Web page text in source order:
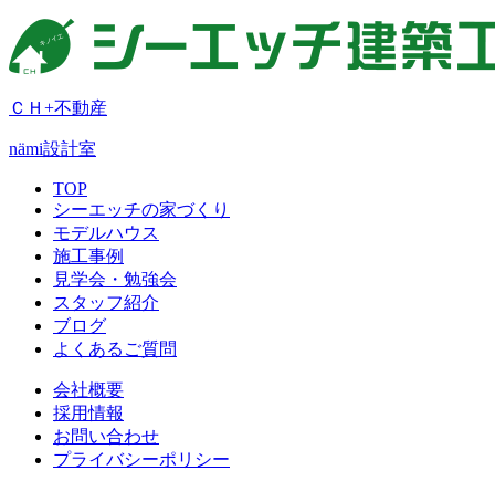
ＣＨ+不動産
nämi設計室
TOP
シーエッチの家づくり
モデルハウス
施工事例
見学会・勉強会
スタッフ紹介
ブログ
よくあるご質問
会社概要
採用情報
お問い合わせ
プライバシーポリシー